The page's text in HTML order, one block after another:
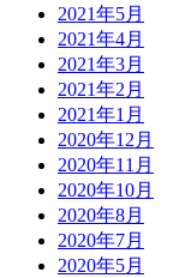
2021年5月
2021年4月
2021年3月
2021年2月
2021年1月
2020年12月
2020年11月
2020年10月
2020年8月
2020年7月
2020年5月